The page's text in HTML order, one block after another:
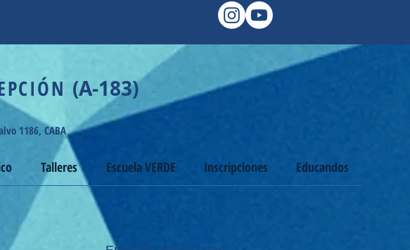
(A-183)
1186, CABA
Talleres Escuela VERDE Inscripciones Educandos